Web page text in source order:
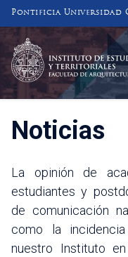
Pontificia Universidad
INSTITUTO DE
Y
FACULTAD DE
Noticias
La opinión de
estudiantes y
de comunicación
como la
nuestro Instituto